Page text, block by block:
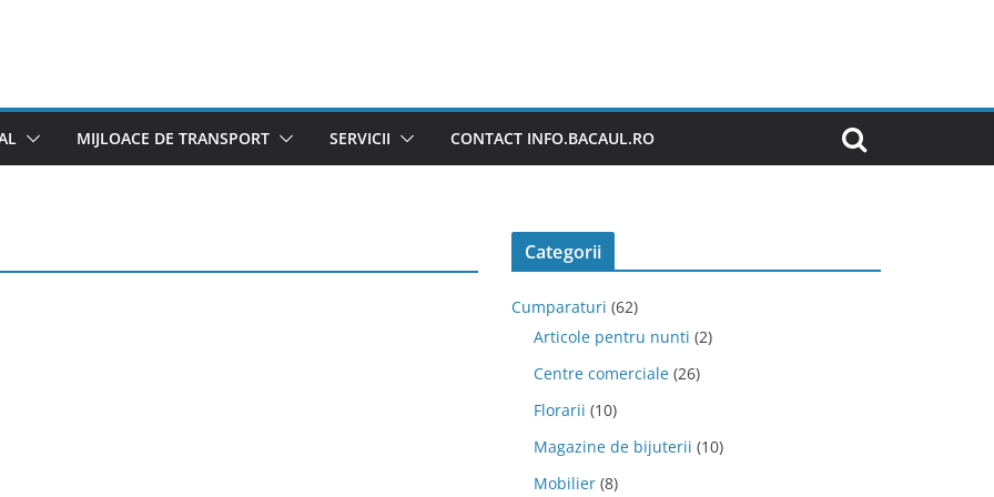
MIJLOACE DE TRANSPORT SERVICII CONTACT INFO.BACAUL.RO
Categorii
Cumparaturi (62)
Articole pentru nunti (2)
Centre comerciale (26)
Florarii (10)
Magazine de bijuterii (10)
Mobilier (8)